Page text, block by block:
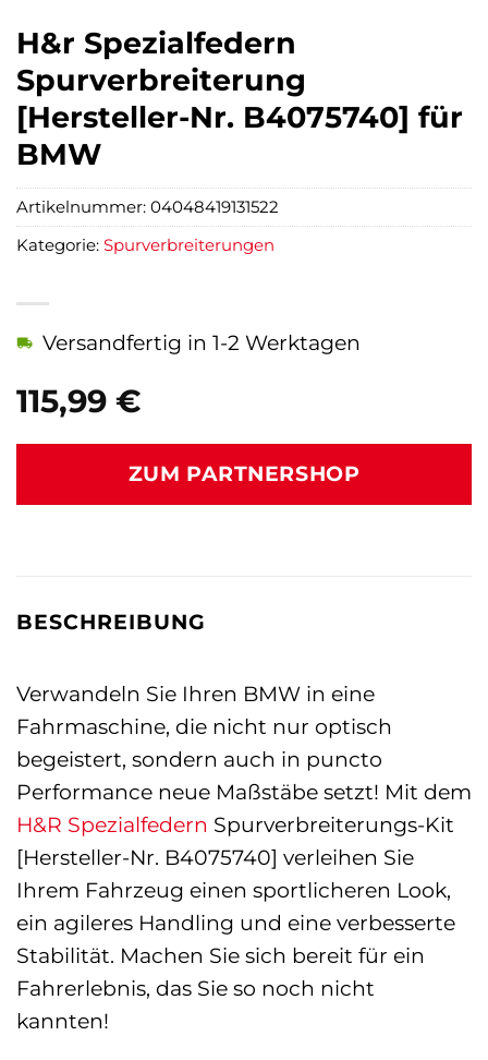
H&r Spezialfedern
Spurverbreiterung
[Hersteller-Nr. B4075740] für
BMW
115,99 €
Versandfertig in 1-2 Werktagen
ZUM PARTNERSHOP
Artikelnummer: 04048419131522
Kategorie: Spurverbreiterungen
BESCHREIBUNG
Verwandeln Sie Ihren BMW in eine
Fahrmaschine, die nicht nur optisch
begeistert, sondern auch in puncto
Performance neue Maßstäbe setzt! Mit dem
H&R Spezialfedern Spurverbreiterungs-Kit
[Hersteller-Nr. B4075740] verleihen Sie
Ihrem Fahrzeug einen sportlicheren Look,
ein agileres Handling und eine verbesserte
Stabilität. Machen Sie sich bereit für ein
Fahrerlebnis, das Sie so noch nicht
kannten!